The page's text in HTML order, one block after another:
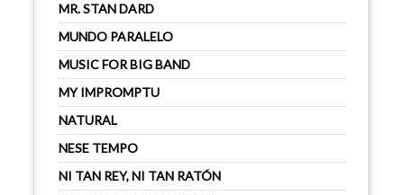
MR. STAN DARD
MUNDO PARALELO
MUSIC FOR BIG BAND
MY IMPROMPTU
NATURAL
NESE TEMPO
NI TAN REY, NI TAN RATÓN